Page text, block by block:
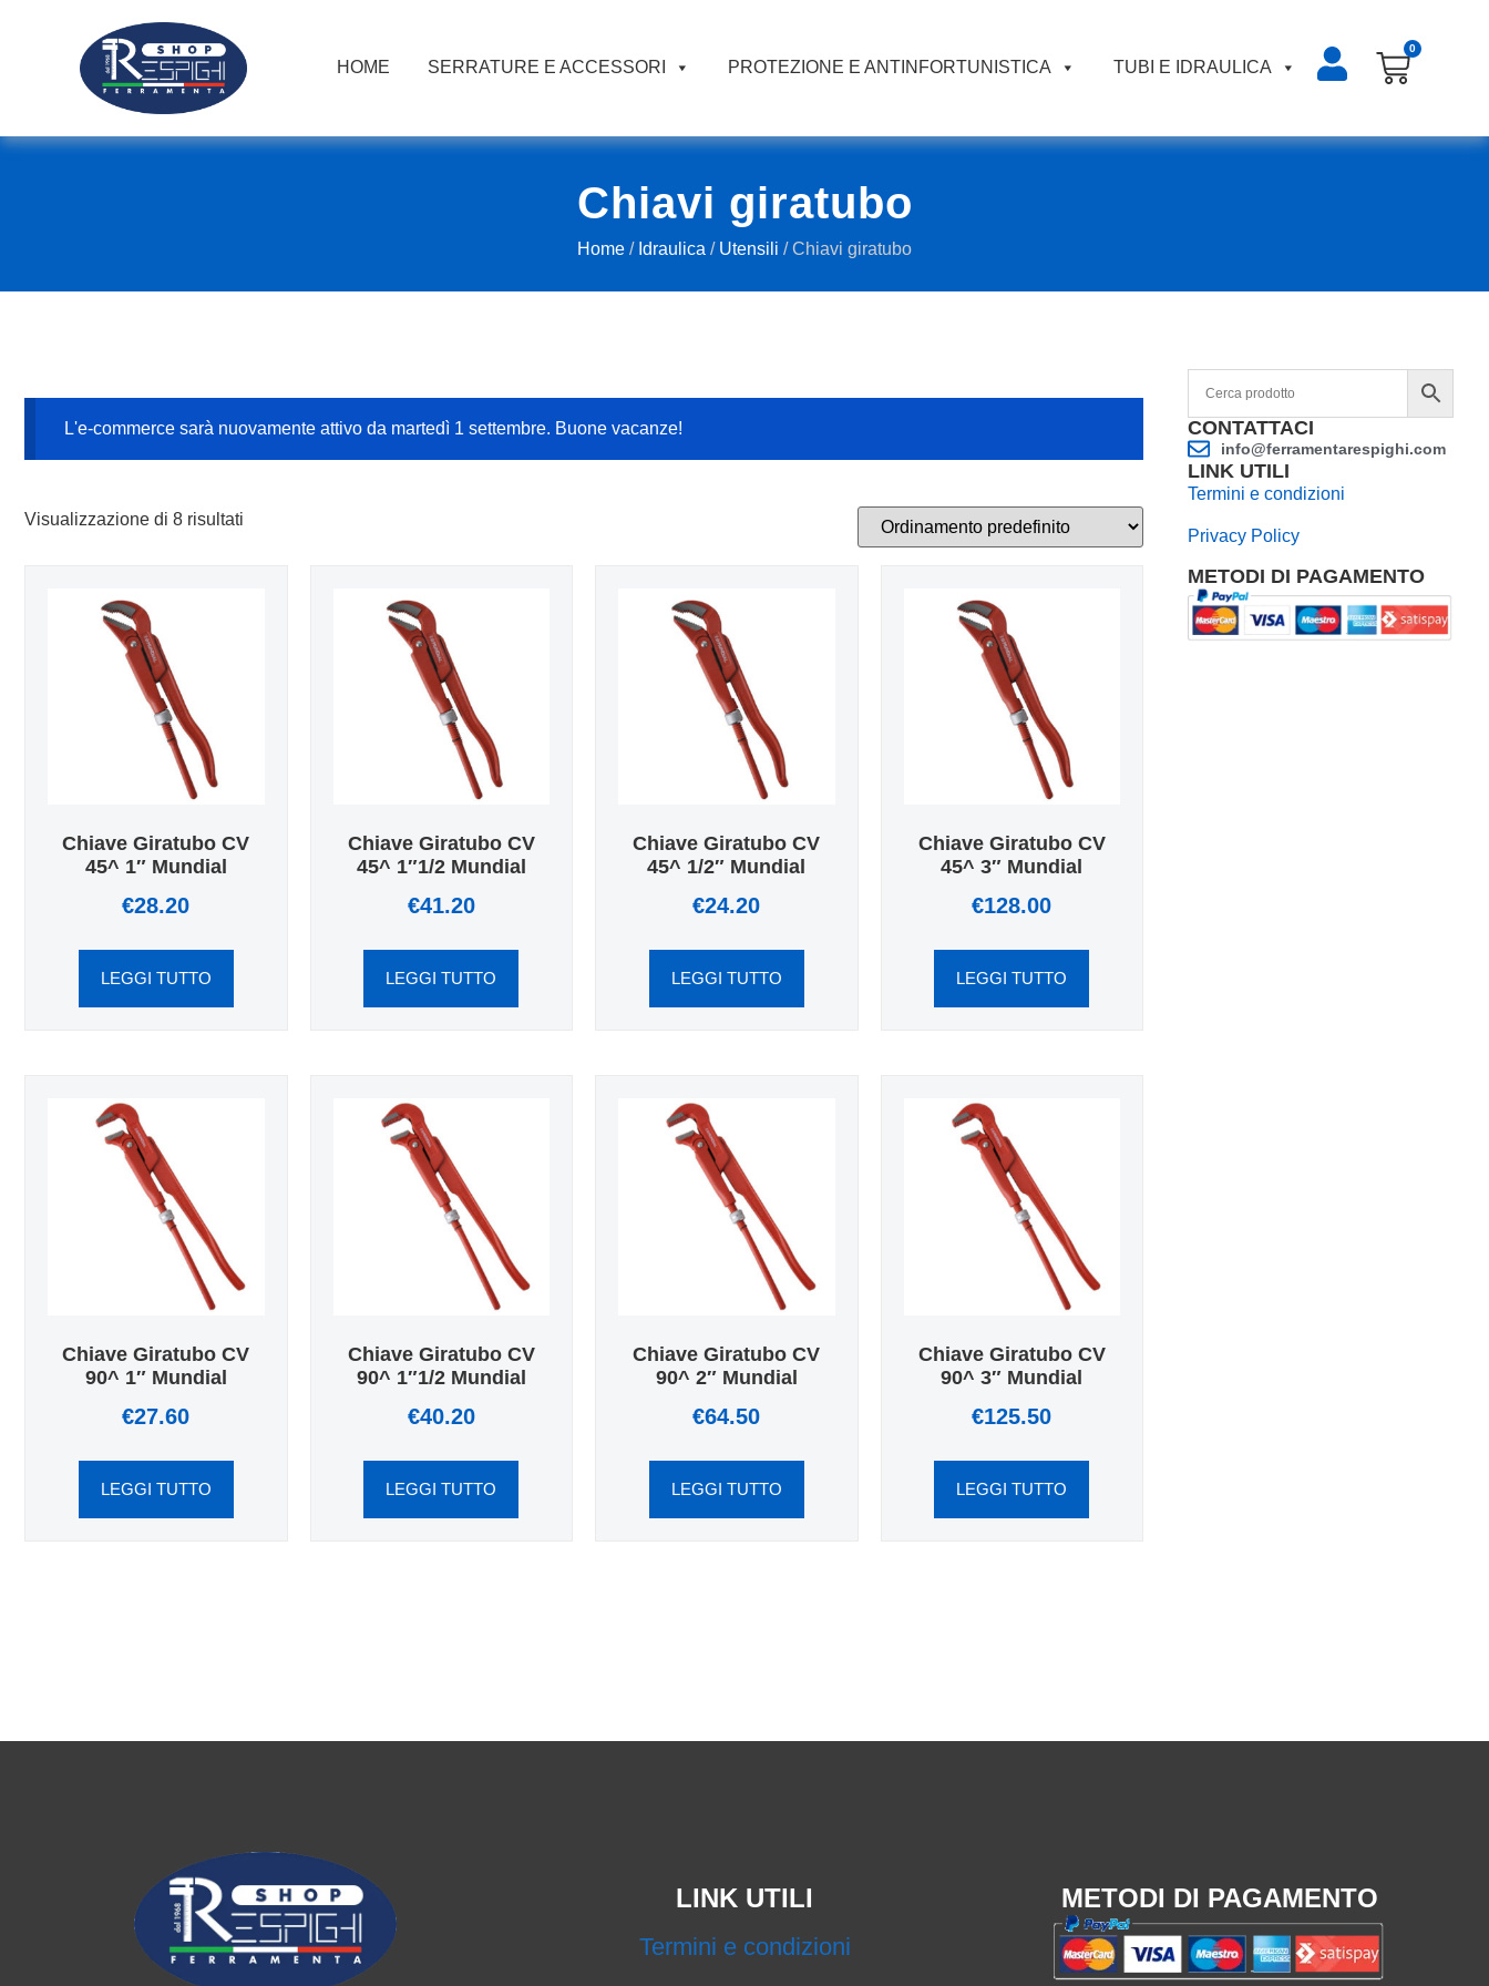
HOME SERRATURE E ACCESSORI PROTEZIONE E ANTINFORTUNISTICA TUBI E IDRAULICA
0
Chiavi giratubo
Home / Idraulica / Utensili / Chiavi giratubo
L'e-commerce sarà nuovamente attivo da martedì 1 settembre. Buone vacanze!
Visualizzazione di 8 risultati
Chiave Giratubo CV
45^ 1″ Mundial
€28.20
LEGGI TUTTO
Chiave Giratubo CV
45^ 1″1/2 Mundial
€41.20
LEGGI TUTTO
Chiave Giratubo CV
45^ 1/2″ Mundial
€24.20
LEGGI TUTTO
Chiave Giratubo CV
45^ 3″ Mundial
€128.00
LEGGI TUTTO
Chiave Giratubo CV
90^ 1″ Mundial
€27.60
LEGGI TUTTO
Chiave Giratubo CV
90^ 1″1/2 Mundial
€40.20
LEGGI TUTTO
Chiave Giratubo CV
90^ 2″ Mundial
€64.50
LEGGI TUTTO
Chiave Giratubo CV
90^ 3″ Mundial
€125.50
LEGGI TUTTO
CONTATTACI
info@ferramentarespighi.com
LINK UTILI
Termini e condizioni
Privacy Policy
METODI DI PAGAMENTO
LINK UTILI
Termini e condizioni
METODI DI PAGAMENTO